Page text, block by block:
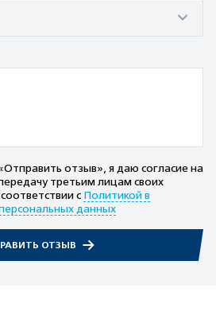
отзыв», я даю согласие на
третьим лицам своих
с Политикой в
данных
ОТЗЫВ